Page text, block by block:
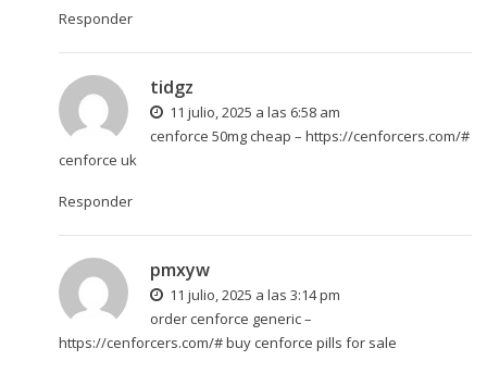
Responder
tidgz
11 julio, 2025 a las 6:58 am
cenforce 50mg cheap – https://cenforcers.com/#
cenforce uk
Responder
pmxyw
11 julio, 2025 a las 3:14 pm
order cenforce generic –
https://cenforcers.com/#buy cenforce pills for sale